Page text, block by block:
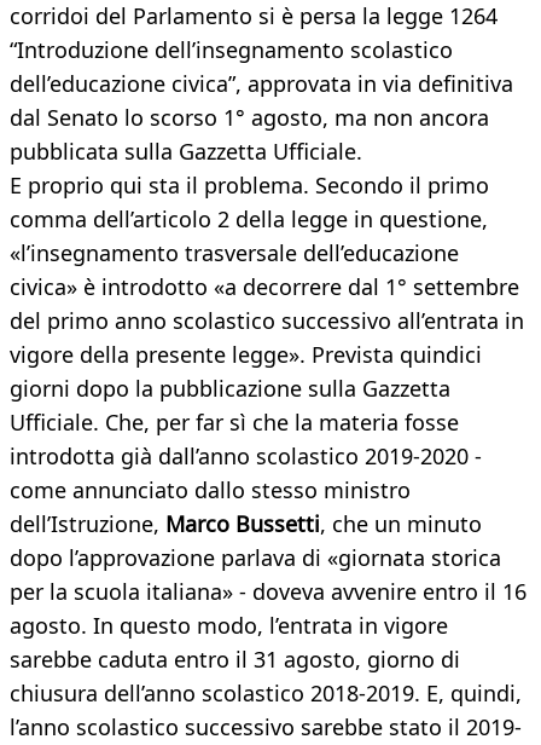
corridoi del Parlamento si è persa la legge 1264
“Introduzione dell’insegnamento scolastico
dell’educazione civica”, approvata in via definitiva
dal Senato lo scorso 1° agosto, ma non ancora
pubblicata sulla Gazzetta Ufficiale.
E proprio qui sta il problema. Secondo il primo
comma dell’articolo 2 della legge in questione,
«l’insegnamento trasversale dell’educazione
civica» è introdotto «a decorrere dal 1° settembre
del primo anno scolastico successivo all’entrata in
vigore della presente legge». Prevista quindici
giorni dopo la pubblicazione sulla Gazzetta
Ufficiale. Che, per far sì che la materia fosse
introdotta già dall’anno scolastico 2019-2020 -
come annunciato dallo stesso ministro
dell’Istruzione, Marco Bussetti, che un minuto
dopo l’approvazione parlava di «giornata storica
per la scuola italiana» - doveva avvenire entro il 16
agosto. In questo modo, l’entrata in vigore
sarebbe caduta entro il 31 agosto, giorno di
chiusura dell’anno scolastico 2018-2019. E, quindi,
l’anno scolastico successivo sarebbe stato il 2019-